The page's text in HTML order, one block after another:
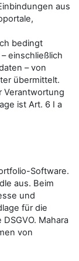
aus
bedingt
einschließlich
– von
übermittelt.
Verantwortung
ist Art. 6 I a
Software.
aus. Beim
und
für die
Mahara
von